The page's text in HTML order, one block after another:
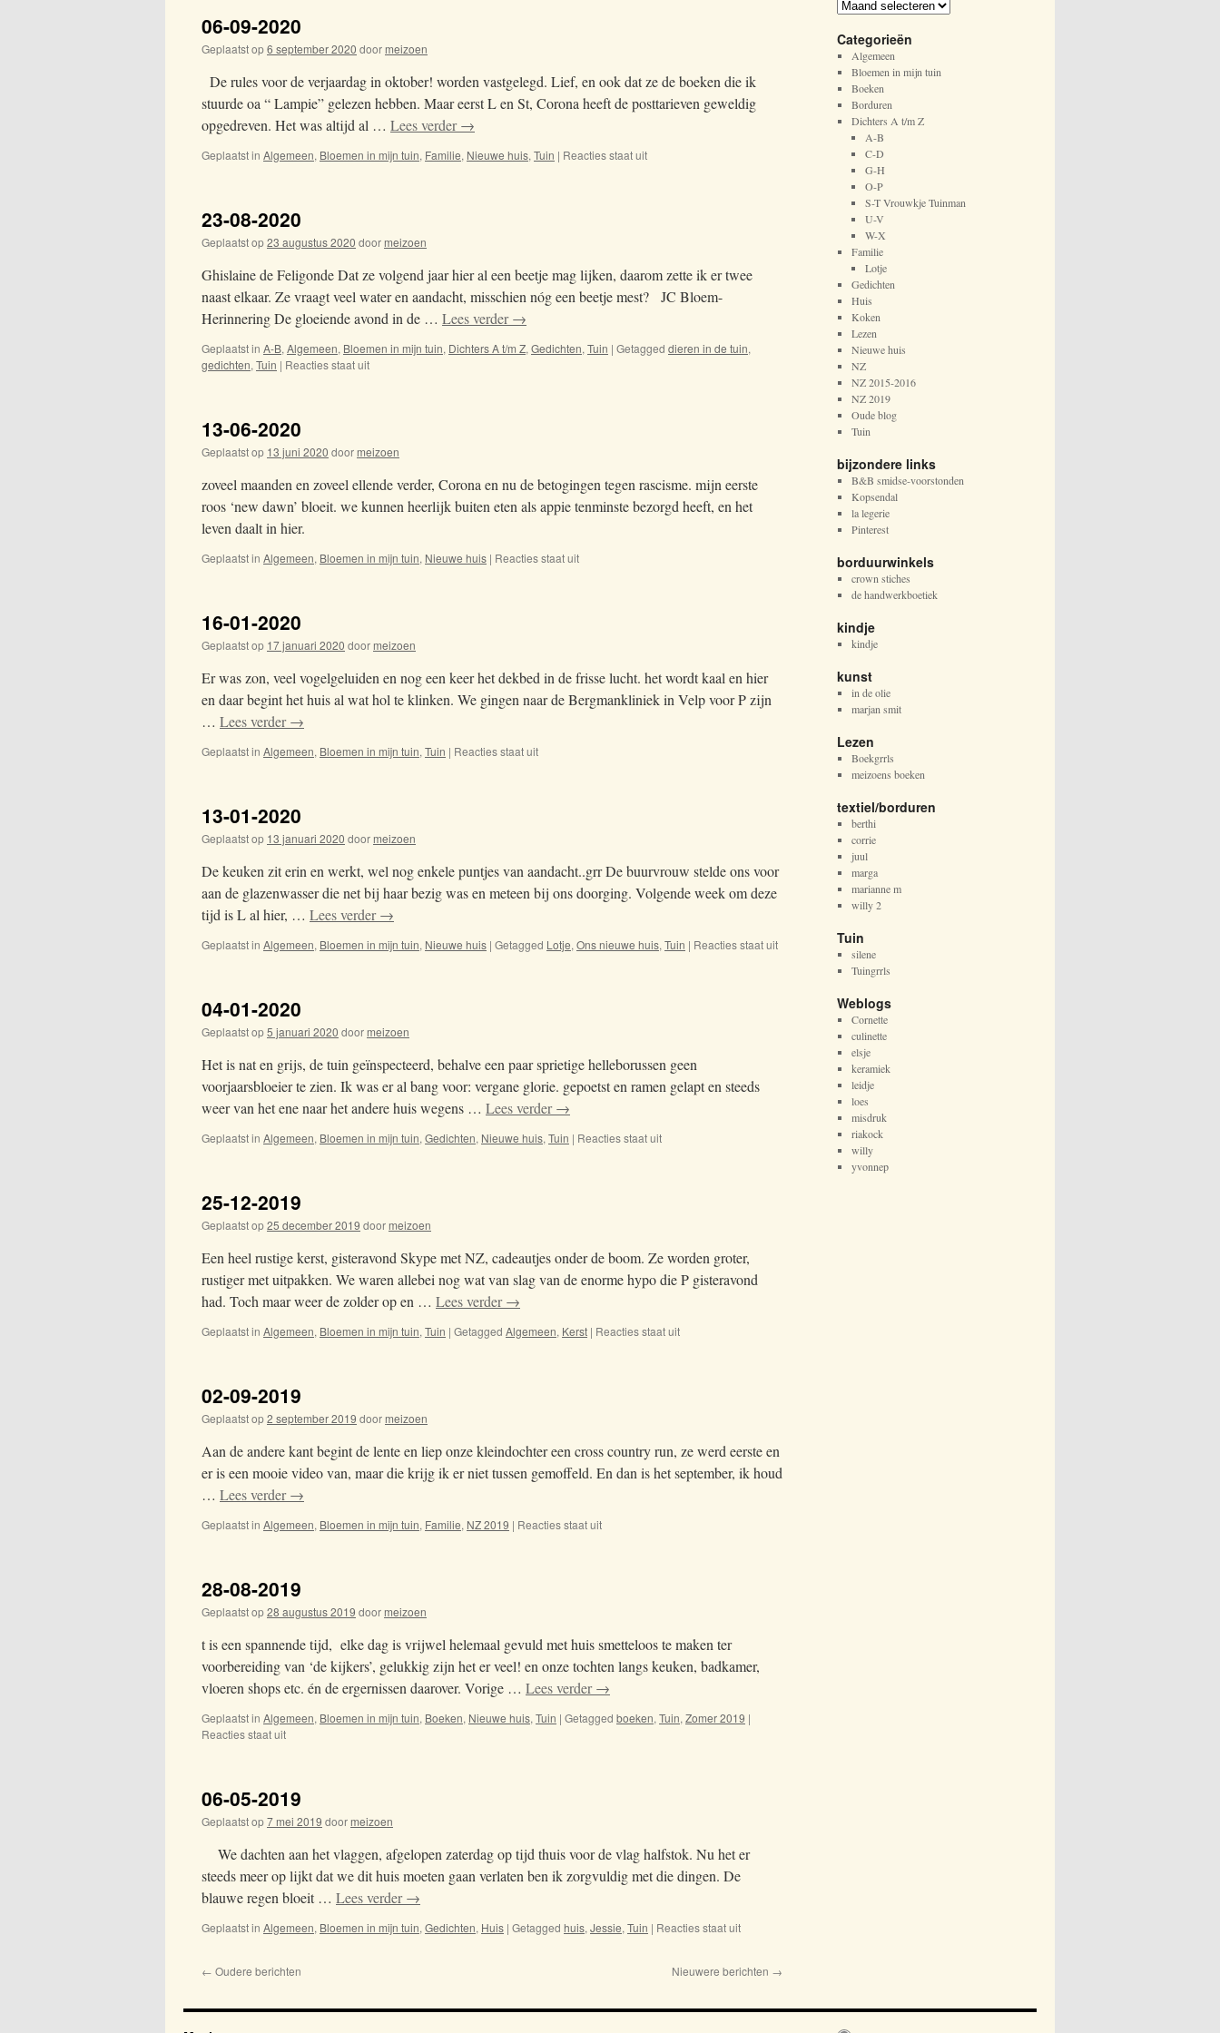
06-09-2020
Geplaatst op6 september 2020 doormeizoen
De rules voor de verjaardag in oktober! worden vastgelegd. Lief, en ook dat ze de boeken die ik
stuurde oa “ Lampie” gelezen hebben. Maar eerst L en St, Corona heeft de posttarieven geweldig
opgedreven. Het was altijd al … Lees verder→
Geplaatst in Algemeen, Bloemen in mijn tuin, Familie, Nieuwe huis, Tuin | Reacties staat uit
23-08-2020
Geplaatst op23 augustus 2020 doormeizoen
Ghislaine de Feligonde Dat ze volgend jaar hier al een beetje mag lijken, daarom zette ik er twee
naast elkaar. Ze vraagt veel water en aandacht, misschien nóg een beetje mest? JC Bloem-
Herinnering De gloeiende avond in de … Lees verder→
Geplaatst in A-B, Algemeen, Bloemen in mijn tuin, Dichters A t/m Z, Gedichten, Tuin | Getagged dieren in de tuin,
gedichten, Tuin | Reacties staat uit
13-06-2020
Geplaatst op 13 juni 2020 doormeizoen
zoveel maanden en zoveel ellende verder, Corona en nu de betogingen tegen rascisme. mijn eerste
roos ‘new dawn’ bloeit. we kunnen heerlijk buiten eten als appie tenminste bezorgd heeft, en het
leven daalt in hier.
Geplaatst in Algemeen, Bloemen in mijn tuin, Nieuwe huis | Reacties staat uit
16-01-2020
Geplaatst op 17 januari 2020 doormeizoen
Er was zon, veel vogelgeluiden en nog een keer het dekbed in de frisse lucht. het wordt kaal en hier
en daar begint het huis al wat hol te klinken. We gingen naar de Bergmankliniek in Velp voor P zijn
… Lees verder→
Geplaatst in Algemeen, Bloemen in mijn tuin, Tuin | Reacties staat uit
13-01-2020
Geplaatst op 13 januari 2020 doormeizoen
De keuken zit erin en werkt, wel nog enkele puntjes van aandacht..grr De buurvrouw stelde ons voor
aan de glazenwasser die net bij haar bezig was en meteen bij ons doorging. Volgende week om deze
tijd is L al hier, … Lees verder→
Geplaatst in Algemeen, Bloemen in mijn tuin, Nieuwe huis | Getagged Lotje, Ons nieuwe huis, Tuin | Reacties staat uit
04-01-2020
Geplaatst op5 januari 2020 doormeizoen
Het is nat en grijs, de tuin geïnspecteerd, behalve een paar sprietige helleborussen geen
voorjaarsbloeier te zien. Ik was er al bang voor: vergane glorie. gepoetst en ramen gelapt en steeds
weer van het ene naar het andere huis wegens … Lees verder→
Geplaatst in Algemeen, Bloemen in mijn tuin, Gedichten, Nieuwe huis, Tuin | Reacties staat uit
25-12-2019
Geplaatst op25 december 2019 doormeizoen
Een heel rustige kerst, gisteravond Skype met NZ, cadeautjes onder de boom. Ze worden groter,
rustiger met uitpakken. We waren allebei nog wat van slag van de enorme hypo die P gisteravond
had. Toch maar weer de zolder op en … Lees verder→
Geplaatst in Algemeen, Bloemen in mijn tuin, Tuin | Getagged Algemeen, Kerst | Reacties staat uit
02-09-2019
Geplaatst op2 september 2019 doormeizoen
Aan de andere kant begint de lente en liep onze kleindochter een cross country run, ze werd eerste en
er is een mooie video van, maar die krijg ik er niet tussen gemoffeld. En dan is het september, ik houd
… Lees verder→
Geplaatst in Algemeen, Bloemen in mijn tuin, Familie, NZ 2019 | Reacties staat uit
28-08-2019
Geplaatst op28 augustus 2019 doormeizoen
t is een spannende tijd, elke dag is vrijwel helemaal gevuld met huis smetteloos te maken ter
voorbereiding van ‘de kijkers’, gelukkig zijn het er veel! en onze tochten langs keuken, badkamer,
vloeren shops etc. én de ergernissen daarover. Vorige … Lees verder→
Geplaatst in Algemeen, Bloemen in mijn tuin, Boeken, Nieuwe huis, Tuin | Getagged boeken, Tuin, Zomer 2019 |
Reacties staat uit
06-05-2019
Geplaatst op7 mei 2019 doormeizoen
We dachten aan het vlaggen, afgelopen zaterdag op tijd thuis voor de vlag halfstok. Nu het er
steeds meer op lijkt dat we dit huis moeten gaan verlaten ben ik zorgvuldig met die dingen. De
blauwe regen bloeit … Lees verder→
Geplaatst in Algemeen, Bloemen in mijn tuin, Gedichten, Huis | Getagged huis, Jessie, Tuin | Reacties staat uit
2019
← Oudere berichten Nieuwere berichten →
A
c
h
i
e
f
Categorieën
Algemeen
Bloemen in mijn tuin
Boeken
Borduren
Dichters A t/m Z
A-B
C-D
G-H
O-P
S-T Vrouwkje Tuinman
U-V
W-X
Familie
Lotje
Gedichten
Huis
Koken
Lezen
Nieuwe huis
NZ
NZ 2015-2016
NZ 2019
Oude blog
Tuin
bijzondere links
B&B smidse-voorstonden
Kopsendal
la legerie
Pinterest
borduurwinkels
crown stiches
de handwerkboetiek
kindje
kindje
kunst
in de olie
marjan smit
Lezen
Boekgrrls
meizoens boeken
textiel/borduren
berthi
corrie
juul
marga
marianne m
willy 2
Tuin
silene
Tuingrrls
Weblogs
Cornette
culinette
elsje
keramiek
leidje
loes
misdruk
riakock
willy
yvonnep